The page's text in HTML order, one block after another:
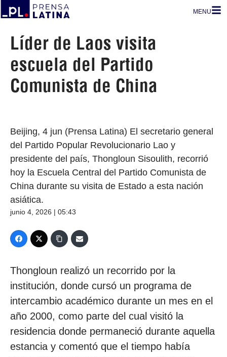
MENU
Líder de Laos visita
escuela del Partido
Comunista de China
Beijing, 4 jun (Prensa Latina) El secretario general
del Partido Popular Revolucionario Lao y
presidente del país, Thongloun Sisoulith, recorrió
hoy la Escuela Central del Partido Comunista de
China durante su visita de Estado a esta nación
asiática.
junio 4, 2026 | 05:43
Thongloun realizó un recorrido por la
institución, donde cursó un programa de
intercambio académico durante un mes en el
año 2000, como parte del cual visitó la
residencia donde permaneció durante aquella
estancia y comentó que el tiempo había